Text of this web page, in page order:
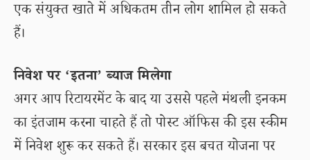
एक संयुक्त खाते में अधिकतम तीन लोग शामिल हो सकते
हैं।
निवेश पर ‘इतना’ ब्याज मिलेगा
अगर आप रिटायरमेंट के बाद या उससे पहले मंथली इनकम
का इंतजाम करना चाहते हैं तो पोस्ट ऑफिस की इस स्कीम
में निवेश शुरू कर सकते हैं। सरकार इस बचत योजना पर